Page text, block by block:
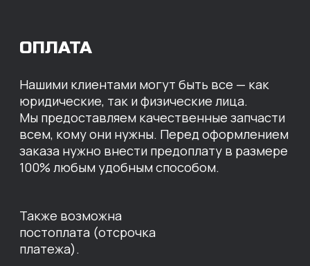
ИНДИВИДУАЛЬНЫЕ
УСЛОВИЯ НА СТОИМОСТЬ
НАШИХ ЗАПЧАСТЕЙ
Оставьте свои контактные данные,
наши специалисты свяжутся с вами,
назовут цены и проконсультируют
по нужным деталям.